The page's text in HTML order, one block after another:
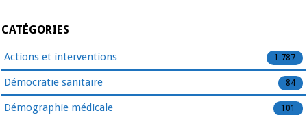
CATÉGORIES
Actions et interventions 1 787
Démocratie sanitaire 84
Démographie médicale 101